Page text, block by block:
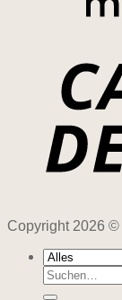
Copyright 2026 ©
Suchen
nach: